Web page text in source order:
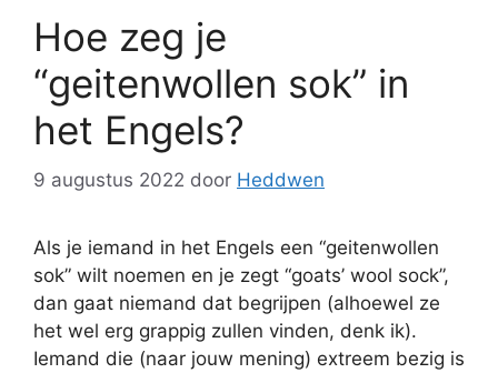
Hoe zeg je
“geitenwollen sok” in
het Engels?
9 augustus 2022 door Heddwen
Als je iemand in het Engels een “geitenwollen
sok” wilt noemen en je zegt “goats’ wool sock”,
dan gaat niemand dat begrijpen (alhoewel ze
het wel erg grappig zullen vinden, denk ik).
Iemand die (naar jouw mening) extreem bezig is